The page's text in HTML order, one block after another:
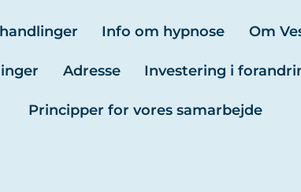
Info om hypnose Om
Adresse Investering i
Principper for vores samarbejde